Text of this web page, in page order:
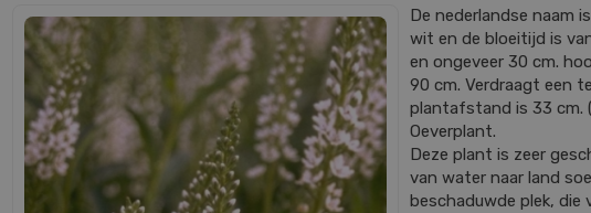
De nederlandse naam is
wit en de bloeitijd is
en ongeveer 30 cm.
90 cm. Verdraagt een
plantafstand is 33 cm.
Oeverplant.
Deze plant is zeer
van water naar land
beschaduwde plek,